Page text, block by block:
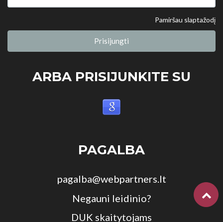
Pamiršau slaptažodį
Prisijungti
ARBA PRISIJUNKITE SU
PAGALBA
pagalba@webpartners.lt
Negauni leidinio?
DUK skaitytojams